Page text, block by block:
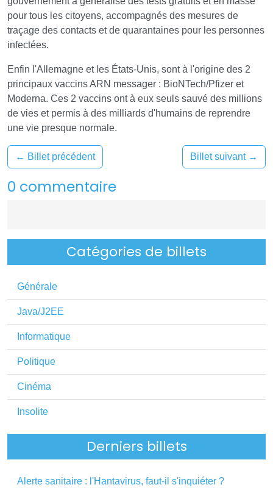
pour tous les citoyens, accompagnés des mesures de
traçage des contacts et de quarantaines pour les personnes
infectées.
Enfin l'Allemagne et les États-Unis, sont à l'origine des 2
principaux vaccins ARN messager : BioNTech/Pfizer et
Moderna. Ces 2 vaccins ont à eux seuls sauvé des millions
de vies et permis à des milliards d'humains de reprendre
une vie presque normale.
← Billet précédent Billet suivant →
0 commentaire
Catégories de billets
Générale
Java/J2EE
Informatique
Politique
Cinéma
Insolite
Derniers billets
Alerte sanitaire : l'Hantavirus, faut-il s'inquiéter ?